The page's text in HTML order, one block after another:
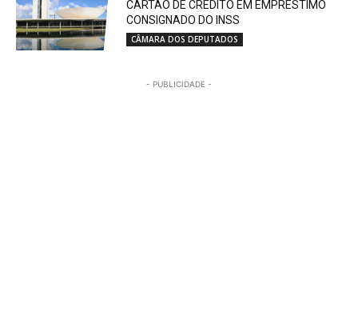
CARTÃO DE CRÉDITO EM EMPRÉSTIMO
CONSIGNADO DO INSS
CÂMARA DOS DEPUTADOS
- PUBLICIDADE -